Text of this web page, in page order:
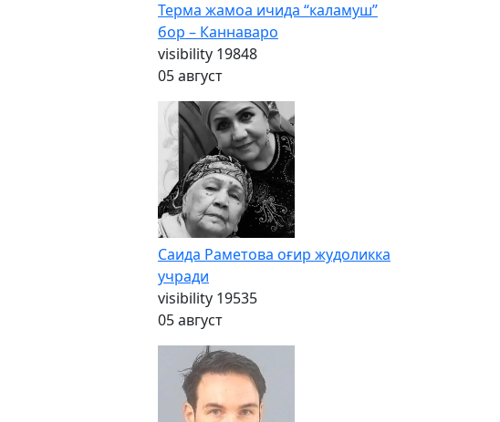
Терма жамоа ичида “каламуш”
бор – Каннаваро
visibility 19848
05 август
Саида Раметова оғир жудоликка
учради
visibility 19535
05 август